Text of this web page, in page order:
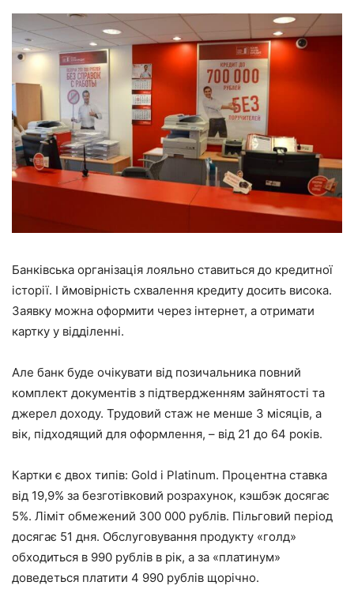
Банківська організація лояльно ставиться до кредитної
історії. І ймовірність схвалення кредиту досить висока.
Заявку можна оформити через інтернет, а отримати
картку у відділенні.
Але банк буде очікувати від позичальника повний
комплект документів з підтвердженням зайнятості та
джерел доходу. Трудовий стаж не менше 3 місяців, а
вік, підходящий для оформлення, – від 21 до 64 років.
Картки є двох типів: Gold і Platinum. Процентна ставка
від 19,9% за безготівковий розрахунок, кэшбэк досягає
5%. Ліміт обмежений 300 000 рублів. Пільговий період
досягає 51 дня. Обслуговування продукту «голд»
обходиться в 990 рублів в рік, а за «платинум»
доведеться платити 4 990 рублів щорічно.